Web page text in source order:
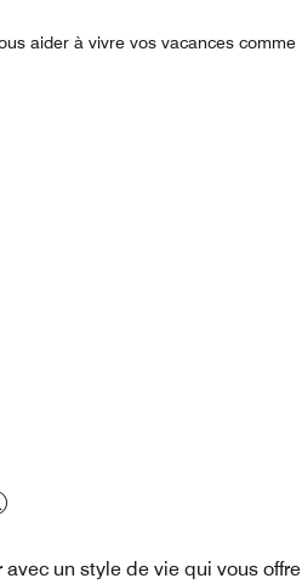
aider à vivre vos vacances comme
un style de vie qui vous offre